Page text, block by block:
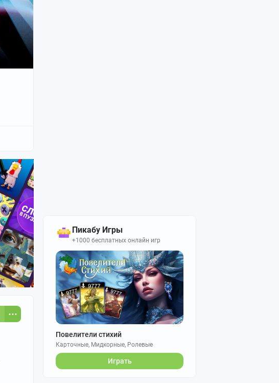
Пикабу Игры
+1000 бесплатных онлайн игр
Повелители стихий
Карточные, Мидкорные, Ролевые
Играть